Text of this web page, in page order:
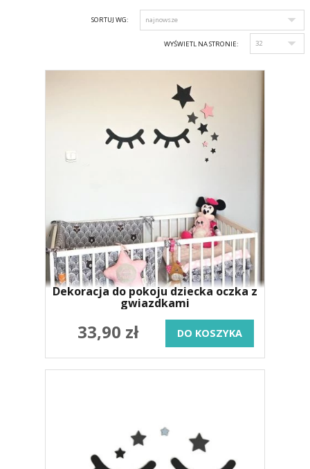
SORTUJ WG:
WYŚWIETL NA STRONIE:
Dekoracja do pokoju dziecka oczka z
gwiazdkami
33,90 zł DO KOSZYKA